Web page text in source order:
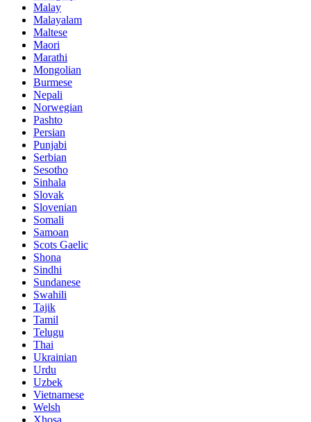
Malay
Malayalam
Maltese
Maori
Marathi
Mongolian
Burmese
Nepali
Norwegian
Pashto
Persian
Punjabi
Serbian
Sesotho
Sinhala
Slovak
Slovenian
Somali
Samoan
Scots Gaelic
Shona
Sindhi
Sundanese
Swahili
Tajik
Tamil
Telugu
Thai
Ukrainian
Urdu
Uzbek
Vietnamese
Welsh